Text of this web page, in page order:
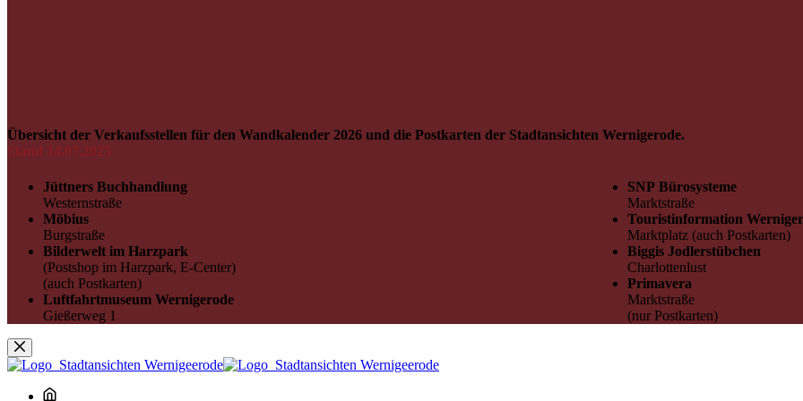
Übersicht der Verkaufsstellen für den Wandkalender 2026 und die Postkarten der Stadtansichten Wernigerode.
Stand 14.07.2025
Jüttners Buchhandlung
Westernstraße
Möbius
Burgstraße
Bilderwelt im Harzpark
(Postshop im Harzpark, E-Center)
(auch Postkarten)
Luftfahrtmuseum Wernigerode
Gießerweg 1
SNP Bürosysteme
Marktstraße
Touristinformation
Marktplatz (auch Postkarten)
Biggis Jodlerstübchen
Charlottenlust
Primavera
Marktstraße
(nur Postkarten)